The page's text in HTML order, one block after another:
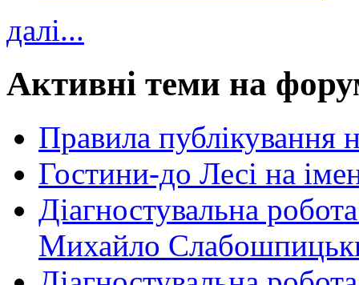
далі...
Активні теми на
Правила публікування
Гостини-до Лесі на
Діагностувальна
Михайло